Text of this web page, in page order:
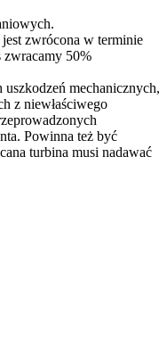
zwrócona w terminie
50%
uszkodzeń mechanicznych,
z niewłaściwego
Powinna też być
turbina musi nadawać